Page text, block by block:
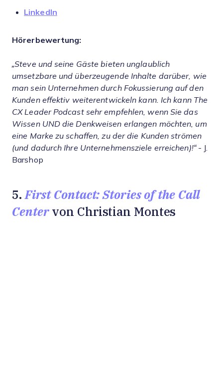
LinkedIn
Hörerbewertung:
„Steve und seine Gäste bieten unglaublich
umsetzbare und überzeugende Inhalte darüber, wie
man sein Unternehmen durch Fokussierung auf den
Kunden effektiv weiterentwickeln kann. Ich kann The
CX Leader Podcast sehr empfehlen, wenn Sie das
Wissen UND die Denkweisen erlangen möchten, um
eine Marke zu schaffen, zu der die Kunden strömen
(und dadurch Ihre Unternehmensziele erreichen)!“- J.
Barshop
5.First Contact: Stories of the Call
Centervon Christian Montes